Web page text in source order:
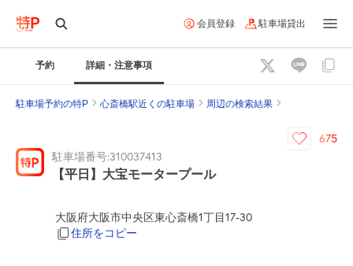
会員登録 駐車場貸出
予約 詳細・注意事項
駐車場予約の特P 心斎橋駅近くの駐車場 周辺の検索結果
675
駐車場番号:310037413
【平日】大宝モータープール
大阪府大阪市中央区東心斎橋1丁目17-30
住所をコピー